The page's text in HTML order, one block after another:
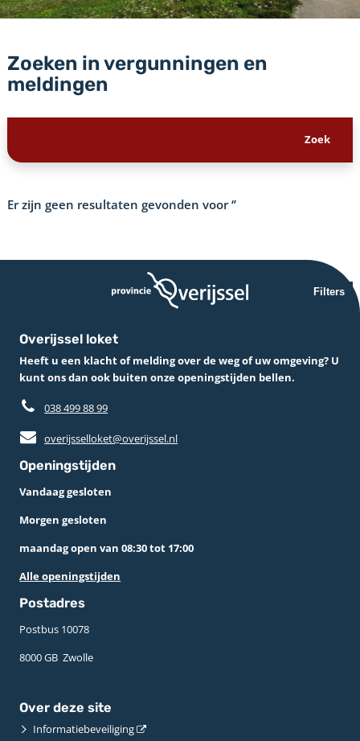
Zoeken in vergunningen en
meldingen
Er zijn geen resultaten gevonden voor‘’
Filters
Overijssel loket
Heeft u een klacht of melding over de weg of uw omgeving? U
kunt ons dan ook buiten onze openingstijden bellen.
038 499 88 99
overijsselloket@overijssel.nl
Openingstijden
Vandaag gesloten
Morgen gesloten
maandag open van 08:30 tot 17:00
Alle openingstijden
Postadres
Postbus 10078 ­
8000 GB ­ Zwolle
Over deze site
Informatiebeveiliging